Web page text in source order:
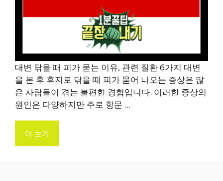
대변 닦을 때 피가 묻는 이유, 관련 질환 6가지 대변
을 본 후 휴지로 닦을 때 피가 묻어 나오는 증상은 많
은 사람들이 겪는 불편한 경험입니다. 이러한 증상의
원인은 다양하지만 주로 항문 ...
더 보기